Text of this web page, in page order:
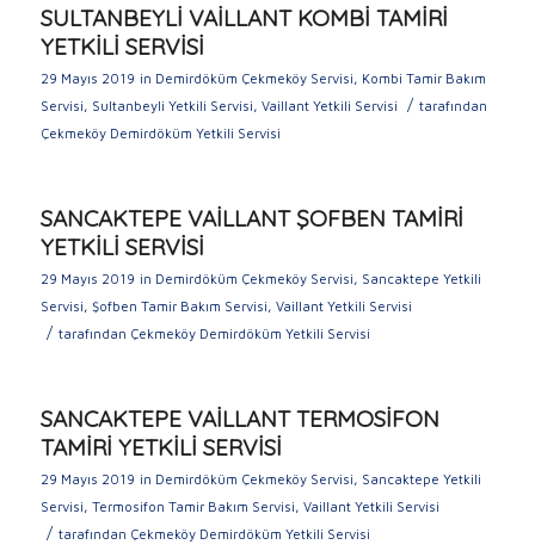
SULTANBEYLİ VAİLLANT KOMBİ TAMİRİ
YETKİLİ SERVİSİ
29 Mayıs 2019 in Demirdöküm Çekmeköy Servisi, Kombi Tamir Bakım
Servisi, Sultanbeyli Yetkili Servisi, Vaillant Yetkili Servisi / tarafından
Çekmeköy Demirdöküm Yetkili Servisi
SANCAKTEPE VAİLLANT ŞOFBEN TAMİRİ
YETKİLİ SERVİSİ
29 Mayıs 2019 in Demirdöküm Çekmeköy Servisi, Sancaktepe Yetkili
Servisi, Şofben Tamir Bakım Servisi, Vaillant Yetkili Servisi
/ tarafından Çekmeköy Demirdöküm Yetkili Servisi
SANCAKTEPE VAİLLANT TERMOSİFON
TAMİRİ YETKİLİ SERVİSİ
29 Mayıs 2019 in Demirdöküm Çekmeköy Servisi, Sancaktepe Yetkili
Servisi, Termosifon Tamir Bakım Servisi, Vaillant Yetkili Servisi
/ tarafından Çekmeköy Demirdöküm Yetkili Servisi